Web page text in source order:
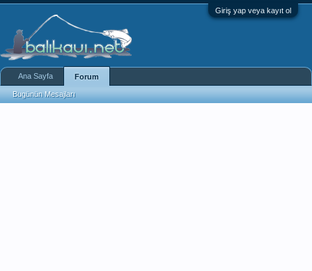
Giriş yap veya kayıt ol
Ana Sayfa Forum
Bugünün Mesajları